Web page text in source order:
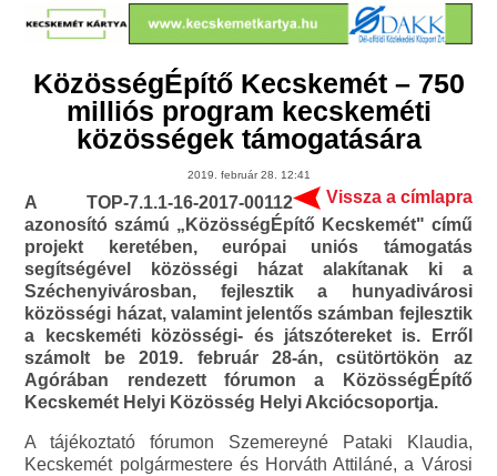
KözösségÉpítő Kecskemét – 750
milliós program kecskeméti
közösségek támogatására
2019. február 28. 12:41
Vissza a címlapra
A TOP-7.1.1-16-2017-00112
azonosító számú „KözösségÉpítő Kecskemét" című
projekt keretében, európai uniós támogatás
segítségével közösségi házat alakítanak ki a
Széchenyivárosban, fejlesztik a hunyadivárosi
közösségi házat, valamint jelentős számban fejlesztik
a kecskeméti közösségi- és játszótereket is. Erről
számolt be 2019. február 28-án, csütörtökön az
Agórában rendezett fórumon a KözösségÉpítő
Kecskemét Helyi Közösség Helyi Akciócsoportja.
A tájékoztató fórumon Szemereyné Pataki Klaudia,
Kecskemét polgármestere és Horváth Attiláné, a Városi